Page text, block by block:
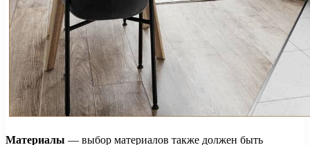
Материалы — выбор материалов также должен быть